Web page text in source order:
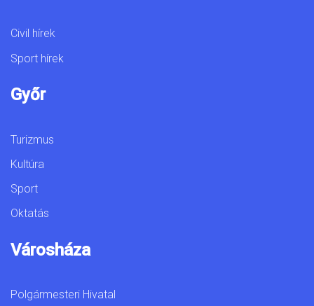
Civil hírek
Sport hírek
Győr
Turizmus
Kultúra
Sport
Oktatás
Városháza
Polgármesteri Hivatal